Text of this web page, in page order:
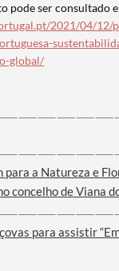
pode ser consultado
2021/04/12/
global/
para a Natureza e
concelho de Viana
para assistir